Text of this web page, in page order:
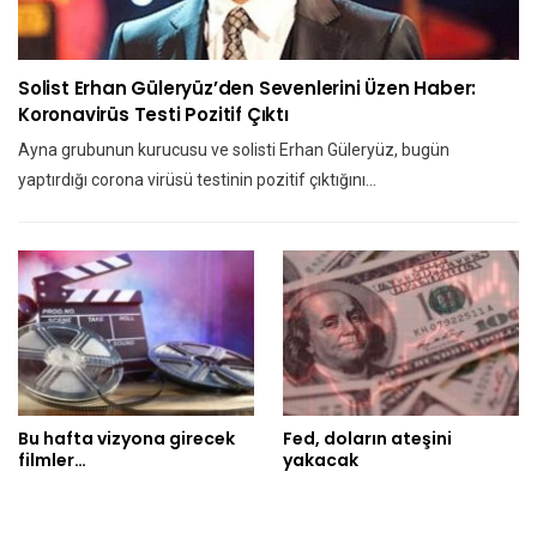
Solist Erhan Güleryüz’den Sevenlerini Üzen Haber:
Koronavirüs Testi Pozitif Çıktı
Ayna grubunun kurucusu ve solisti Erhan Güleryüz, bugün
yaptırdığı corona virüsü testinin pozitif çıktığını…
Bu hafta vizyona girecek
filmler…
Fed, doların ateşini
yakacak